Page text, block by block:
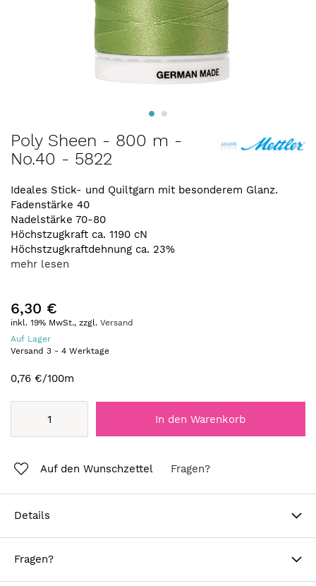
Zum
Anfang
der
springen
Poly Sheen - 800 m -
No.40 - 5822
Ideales Stick- und Quiltgarn mit besonderem Glanz.
Fadenstärke 40
Nadelstärke 70-80
Höchstzugkraft ca. 1190 cN
Höchstzugkraftdehnung ca. 23%
mehr lesen
6,30 €
inkl. 19% MwSt., zzgl. Versand
Auf Lager
Versand 3 - 4 Werktage
0,76 €/100m
In den Warenkorb
Auf den Wunschzettel Fragen?
Details
Fragen?